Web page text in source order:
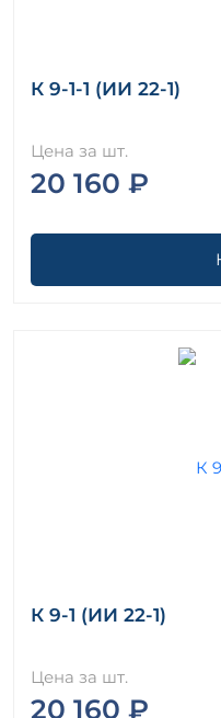
К 9-1-1 (ИИ 22-1)
Цена за шт.
20 160 ₽
К 9-1 (ИИ 22-1)
Цена за шт.
20 160 ₽